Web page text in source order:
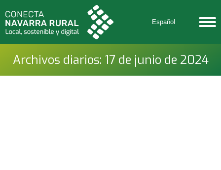
Español
Archivos diarios: 17 de junio de 2024